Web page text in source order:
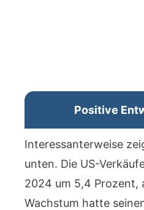
Positive
Interessanterweise
unten. Die US-
2024 um 5,4 Prozent,
Wachstum hatte